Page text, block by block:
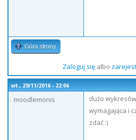
Góra strony
Zaloguj sięalbo
wt., 29/11/2016 - 22:06
moodlemonis
dużo
wymagająca i
zdać :)